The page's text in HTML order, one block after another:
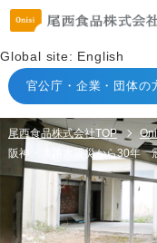
Global site: English
官公庁・企業・団体の
尾西食品株式会社TOP
阪神・淡路大震災から30年